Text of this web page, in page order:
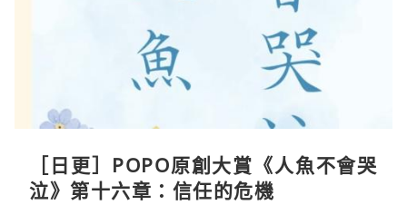
［日更］POPO原創大賞《人魚不會哭
泣》第十六章：信任的危機